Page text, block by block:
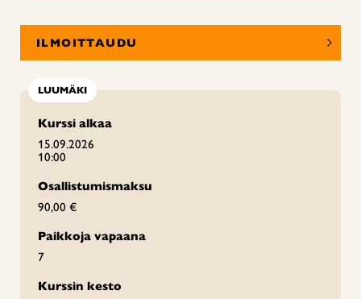
ILMOITTAUDU
LUUMÄKI
Kurssi alkaa
15.09.2026
10:00
Osallistumismaksu
90,00 €
Paikkoja vapaana
7
Kurssin kesto